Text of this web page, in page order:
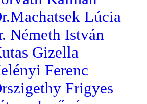
Lúcia
Németh István
Gizella
Ferenc
Frigyes